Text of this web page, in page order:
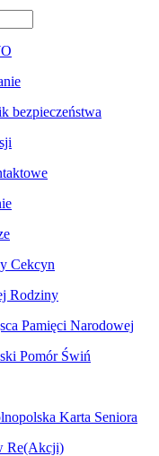
bezpieczeństwa
Cekcyn
Rodziny
Pamięci Narodowej
Pomór Świń
Karta Seniora
Re(Akcji)